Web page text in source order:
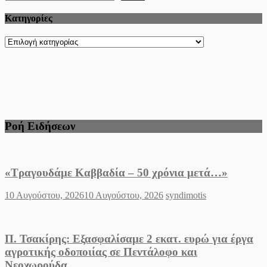
Kατηγορίες
Kατηγορίες
Ροή Ειδήσεων
«Τραγουδάμε Καββαδία – 50 χρόνια μετά…»
Posted
10 Αυγούστου, 202610 Αυγούστου, 2026 Author
syndimotis
Π. Τσακίρης: Εξασφαλίσαμε 2 εκατ. ευρώ για έργα
αγροτικής οδοποιίας σε Πεντάλοφο και